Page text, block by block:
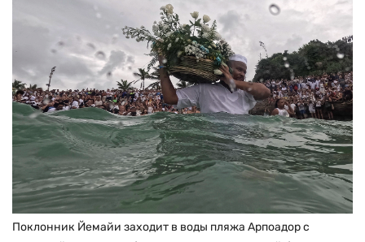
Поклонник Йемайи заходит в воды пляжа Арпоадор с